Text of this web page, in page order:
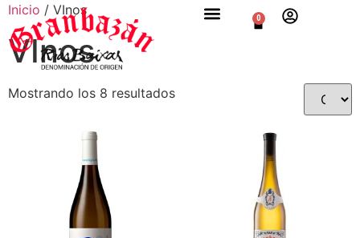
0
Inicio / VInos
VInos
Mostrando los 8 resultados